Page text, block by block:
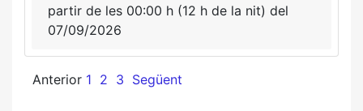
partir de les 00:00 h (12 h de la nit) del
07/09/2026
Anterior 1 2 3 Següent